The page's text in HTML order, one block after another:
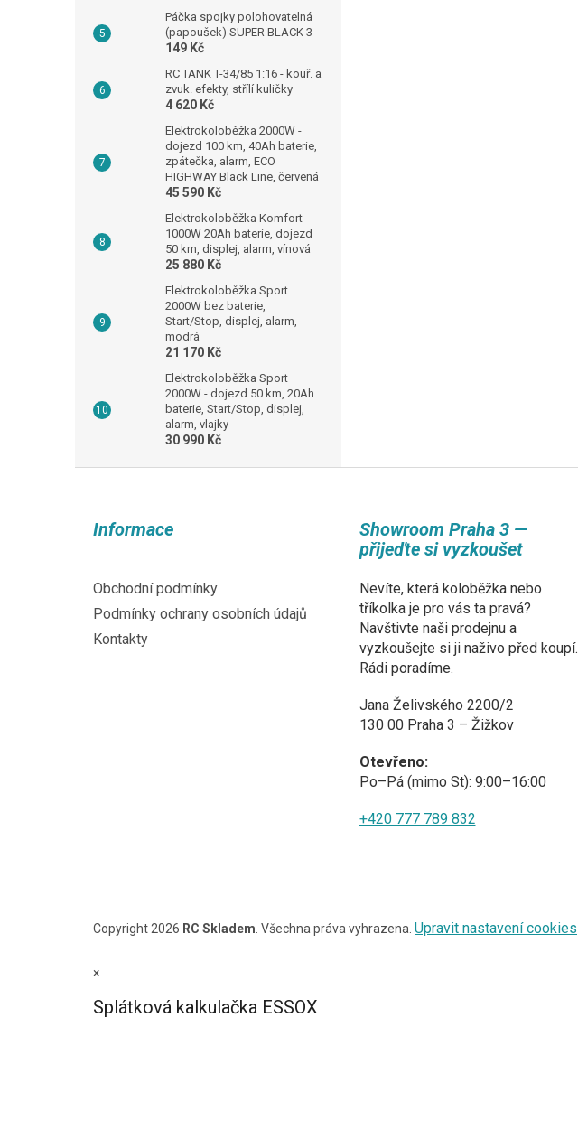
Páčka spojky polohovatelná
(papoušek) SUPER BLACK 3
149 Kč
RC TANK T-34/85 1:16 - kouř. a
zvuk. efekty, střílí kuličky
4 620 Kč
Elektrokoloběžka 2000W -
dojezd 100 km, 40Ah baterie,
zpátečka, alarm, ECO
HIGHWAY Black Line, červená
45 590 Kč
Elektrokoloběžka Komfort
1000W 20Ah baterie, dojezd
50 km, displej, alarm, vínová
25 880 Kč
Elektrokoloběžka Sport
2000W bez baterie,
Start/Stop, displej, alarm,
modrá
21 170 Kč
Elektrokoloběžka Sport
2000W - dojezd 50 km, 20Ah
baterie, Start/Stop, displej,
alarm, vlajky
30 990 Kč
Informace
Obchodní podmínky
Podmínky ochrany osobních údajů
Kontakty
Showroom Praha 3 —
přijeďte si vyzkoušet
Nevíte, která koloběžka nebo
tříkolka je pro vás ta pravá?
Navštivte naši prodejnu a
vyzkoušejte si ji naživo před koupí.
Rádi poradíme.
Jana Želivského 2200/2
130 00 Praha 3 – Žižkov
Otevřeno:
Po–Pá (mimo St): 9:00–16:00
+420 777 789 832
Copyright 2026 RC Skladem . Všechna práva vyhrazena. Upravit nastavení cookies
×
Splátková kalkulačka ESSOX